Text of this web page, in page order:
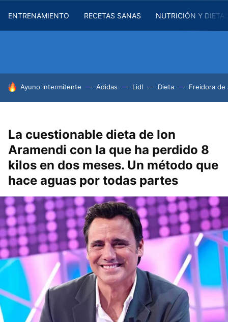
ENTRENAMIENTO RECETAS SANAS NUTRICIÓN Y
HOY SE HABLA DE
Ayuno intermitente Adidas Lidl Dieta Freidora de
La cuestionable dieta de Ion
Aramendi con la que ha perdido 8
kilos en dos meses. Un método que
hace aguas por todas partes